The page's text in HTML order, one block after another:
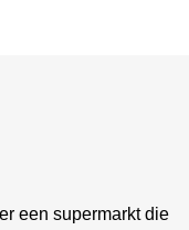
een supermarkt die